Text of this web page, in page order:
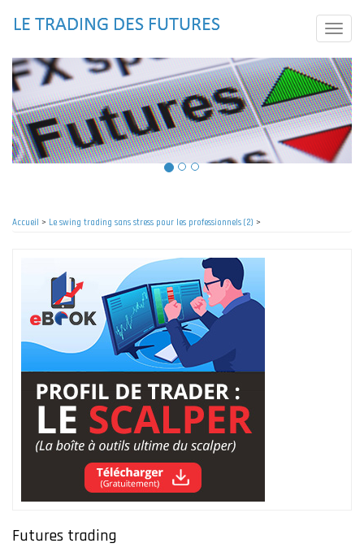
principal
Toggle
Accueil > Le swing trading sans stress pour les professionnels (2) >
Futures trading